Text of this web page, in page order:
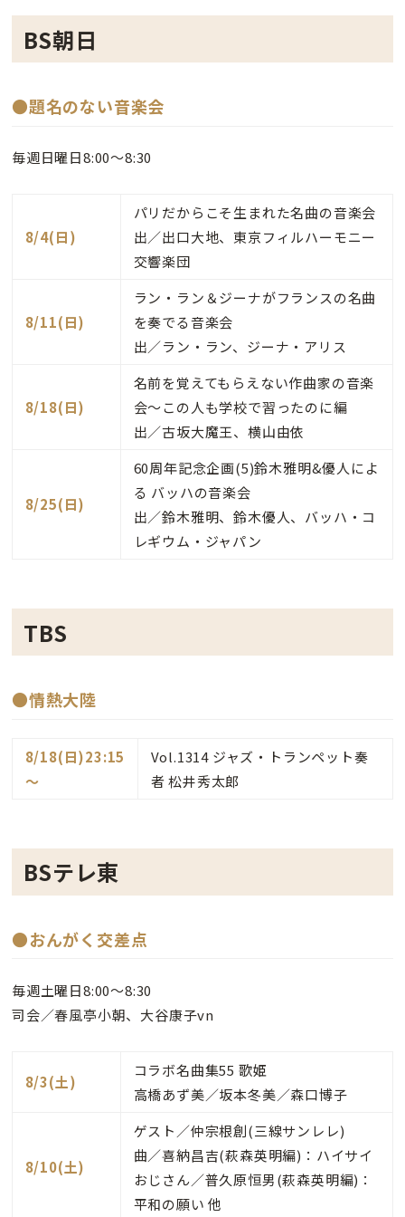
BS朝日
●題名のない音楽会
毎週日曜日8:00〜8:30
8/4(日)
パリだからこそ生まれた名曲の音楽会
出／出口大地、東京フィルハーモニー
交響楽団
8/11(日)
ラン・ラン＆ジーナがフランスの名曲
を奏でる音楽会
出／ラン・ラン、ジーナ・アリス
8/18(日)
名前を覚えてもらえない作曲家の音楽
会～この人も学校で習ったのに編
出／古坂大魔王、横山由依
8/25(日)
60周年記念企画(5)鈴木雅明&優人によ
る バッハの音楽会
出／鈴木雅明、鈴木優人、バッハ・コ
レギウム・ジャパン
TBS
●情熱大陸
8/18(日)23:15
～
Vol.1314 ジャズ・トランペット奏
者 松井秀太郎
BSテレ東
●おんがく交差点
毎週土曜日8:00～8:30
司会／春風亭小朝、大谷康子vn
8/3(土)
コラボ名曲集55 歌姫
高橋あず美／坂本冬美／森口博子
8/10(土)
ゲスト／仲宗根創(三線サンレレ)
曲／喜納昌吉(萩森英明編)：ハイサイ
おじさん／普久原恒男(萩森英明編)：
平和の願い 他